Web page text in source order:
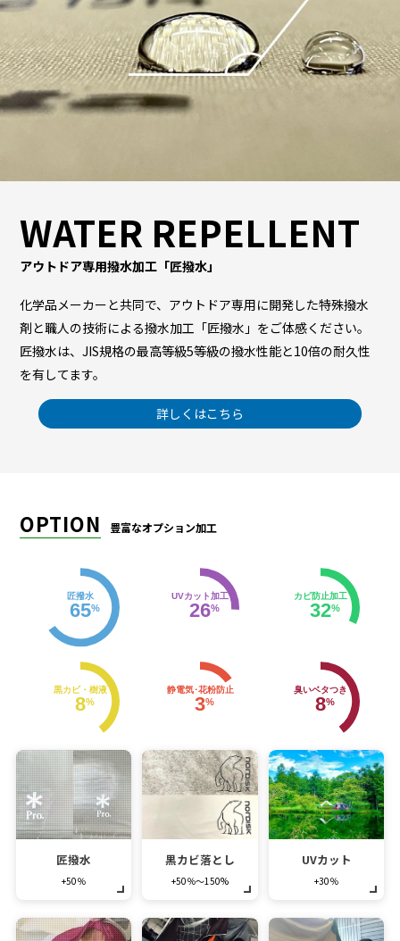
WATER REPELLENT
アウトドア専用撥水加工「匠撥水」
化学品メーカーと共同で、アウトドア専用に開発した特殊撥水
剤と職人の技術による撥水加工「匠撥水」をご体感ください。
匠撥水は、JIS規格の最高等級5等級の撥水性能と10倍の耐久性
を有してます。
詳しくはこちら
OPTION 豊富なオプション加工
匠撥水
65%
UVカット加工
26%
カビ防止加工
32%
黒カビ・樹液
8%
静電気･花粉防止
3%
臭いベタつき
8%
匠撥水
+50％
黒カビ落とし
+50％～150%
UVカット
+30％